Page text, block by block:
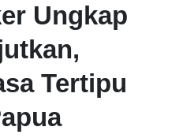
Ungkap
Tertipu